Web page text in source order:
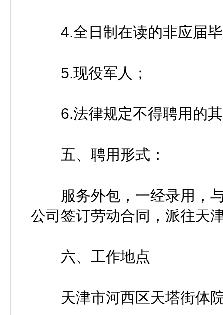
4.全日制在读的非应届毕
5.现役军人；
6.法律规定不得聘用的其
五、聘用形式：
服务外包，一经录用，与
公司签订劳动合同，派往天
六、工作地点
天津市河西区天塔街体院